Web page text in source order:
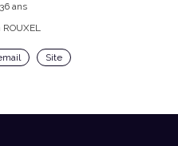
ans
Site